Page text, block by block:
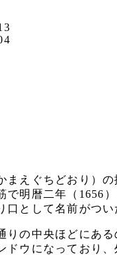
まえぐちどおり）
で明暦二年（1656
口として名前がつい
りの中央ほどにあ
ドウになっており